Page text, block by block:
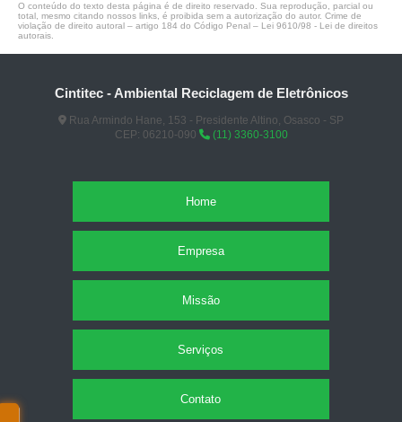
O conteúdo do texto desta página é de direito reservado. Sua reprodução, parcial ou
total, mesmo citando nossos links, é proibida sem a autorização do autor. Crime de
violação de direito autoral – artigo 184 do Código Penal – Lei 9610/98 - Lei de direitos
autorais
Cintitec - Ambiental Reciclagem de Eletrônicos
Rua Armindo Hane, 153 - Presidente Altino, Osasco - SP
CEP: 06210-090
(11) 3360-3100
Home
Empresa
Missão
Serviços
Contato